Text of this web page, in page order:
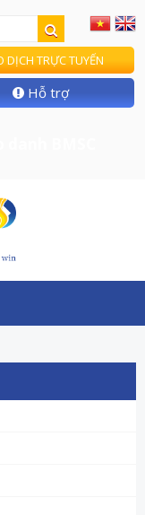
DỊCH TRỰC TUYẾN
Hỗ trợ